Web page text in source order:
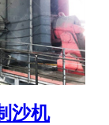
沙机